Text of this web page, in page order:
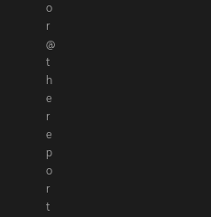
t
o
r
@
t
h
e
r
e
p
o
r